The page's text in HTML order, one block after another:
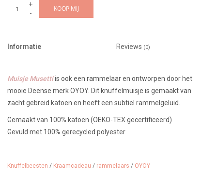
+
-
KOOP MIJ
Informatie Reviews (0)
Muisje Musettiis ook een rammelaar en ontworpen door het
mooie Deense merk OYOY. Dit knuffelmuisje is gemaakt van
zacht gebreid katoen en heeft een subtiel rammelgeluid.
Gemaakt van 100% katoen (OEKO-TEX gecertificeerd)
Gevuld met 100% gerecycled polyester
Kleur: Off White / Melange
Knuffelbeesten / Kraamcadeau / rammelaars / OYOY